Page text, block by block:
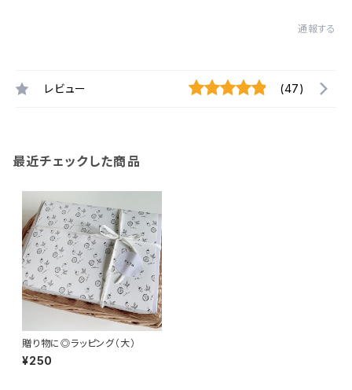
通報する
レビュー (47)
最近チェックした商品
贈り物に◎ラッピング（大）
¥250